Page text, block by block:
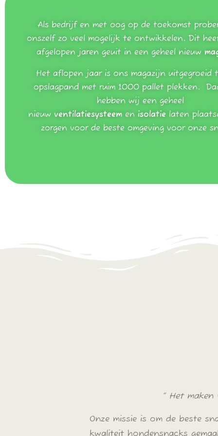
Als bedrijf en met oog op de toekomst
onszelf zo veel mogelijk te ontwikkelen. Dit
afgelopen jaren geuit in een geheel nieuw
Het aflopen jaar is ons magazijn uitgegroeid
opslagpand met ruim 1000 pallet plekken.
hebben wij een geheel
nieuw ventilatiesysteem en isolatie laten
zorgen voor de beste omgeving voor onze
” Het
Onze missie is om de beste
kwaliteit hondensnacks